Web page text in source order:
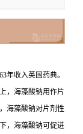
年收入英国药典。
，海藻酸钠用作片
海藻酸钠对片剂性
，海藻酸钠可促进